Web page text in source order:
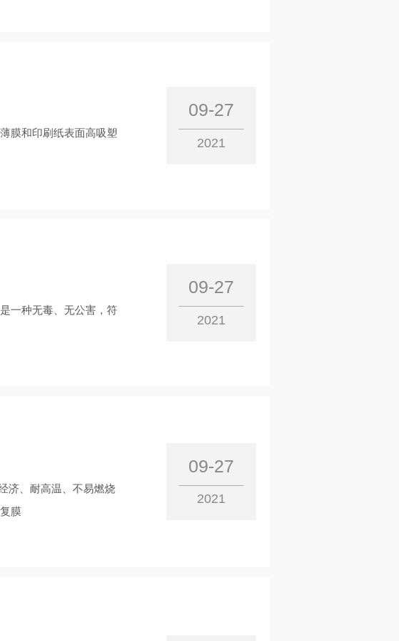
膜和印刷纸表面高吸塑
09-27
2021
一种无毒、无公害，符
09-27
2021
济、耐高温、不易燃烧
膜
09-27
2021